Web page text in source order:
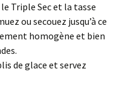
Triple Sec et la tasse
ou secouez jusqu’à ce
homogène et bien
de glace et servez